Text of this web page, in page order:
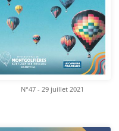
N°47 - 29 juillet 2021